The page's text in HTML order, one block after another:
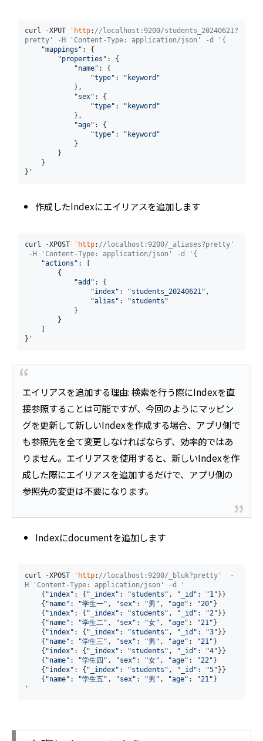
curl -XPUT 'http: //localhost:9200/students_20240621?
pretty' -H 'Content-Type: application/json' -d '{
"mappings" : {
"properties" : {
"name" : {
"type" :
"keyword"
"sex" : {
"type" :
"keyword"
"age" : {
"type" :
"keyword"
}'
作成したIndexにエイリアスを追加します
curl -XPOST 'http: //localhost:9200/_aliases?pretty'
-H 'Content-Type: application/json' -d '{
"actions" : [
"add" : {
"index" : "students_20240621" ,
"alias" :
"students"
}'
エイリアスを追加する理由: 検索を行う際にIndexを直
接参照することは可能ですが、今回のようにマッピン
グを更新して新しいIndexを作成する場合、アプリ側で
も参照先を全て変更しなければならず、効率的ではあ
りません。エイリアスを使用すると、新しいIndexを作
成した際にエイリアスを追加するだけで、アプリ側の
参照先の変更は不要になります。
Indexにdocumentを追加します
curl -XPOST 'http: //localhost:9200/_bluk?pretty'  -
H 'Content-Type: application/json' -d '
    {
"index" : { "_index" : "students" , "_id" : "1" }}
    {
"name" : "学生一" , "sex" : "男" , "age" : "20" }
    {
"index" : { "_index" : "students" , "_id" : "2" }}
    {
"name" : "学生二" , "sex" : "女" , "age" : "21" }
    {
"index" : { "_index" : "students" , "_id" : "3" }}
    {
"name" : "学生三" , "sex" : "男" , "age" : "21" }
    {
"index" : { "_index" : "students" , "_id" : "4" }}
    {
"name" : "学生四" , "sex" : "女" , "age" : "22" }
    {
"index" : { "_index" : "students" , "_id" : "5" }}
    {
"name" : "学生五" , "sex" : "男" , "age" : "21" }
'